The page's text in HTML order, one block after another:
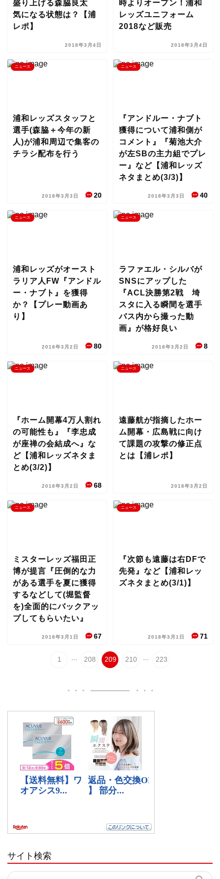
盛り上げる森脇良太
気になる状態は？【浦
レポ】
2018年3月4日
時よりオープン！浦和
レッズユニフォーム
2018など販売
2018年3月4日
ニュース
浦和レッズスタッフと
選手(森脇＋今年の新
人)が浦和周辺で集客の
チラシ配布を行う
2018年3月3日 20
ニュース
『アンドルー・ナブト
獲得について浦和側が
コメント』『菊池大介
が左SBの主力組でプレ
ー』など【浦和レッズ
ネタまとめ(3/3)】
2018年3月3日 40
ニュース
浦和レッズがオースト
ラリア人FW『アンドル
ー・ナブト』を獲得
か？【プレー動画あ
り】
2018年3月2日 80
ニュース
ラファエル・シルバが
SNSにアップした
『ACL決勝第2戦 埼
スタに入る瞬間を選手
バス内から撮った動
画』が格好良い
2018年3月2日 8
ニュース
『ホーム開幕4万人割れ
の可能性も』『李忠成
が座禅の会結成へ』な
ど【浦和レッズネタま
とめ(3/2)】
2018年3月2日 68
ニュース
遠藤航が指摘したホー
ム開幕・広島戦に向け
て課題の攻撃の修正点
とは【浦レポ】
2018年3月2日
ニュース
ミスターレッズ福田正
博が提言『圧倒的な力
がある選手を夏に獲得
するなどして(堀監督
を)全面的にバックアッ
プしてもらいたい』
2018年3月1日 67
ニュース
『次節も遠藤は右DFで
先発』など【浦和レッ
ズネタまとめ(3/1)】
2018年3月1日 71
1 ... 208 209 210 ... 223
サイト検索